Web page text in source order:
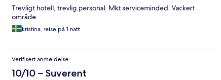
Trevligt hotell, trevlig personal. Mkt serviceminded. Vackert
område.
kristina, reise på 1 natt
Verifisert anmeldelse
10/10 – Suverent